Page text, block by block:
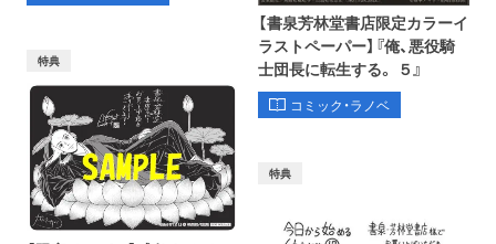
【書泉芳林堂書店限定カラーイ
ラストペーパー】『俺、悪役騎
士団長に転生する。 ５』
コミック・ラノベ
特典
特典